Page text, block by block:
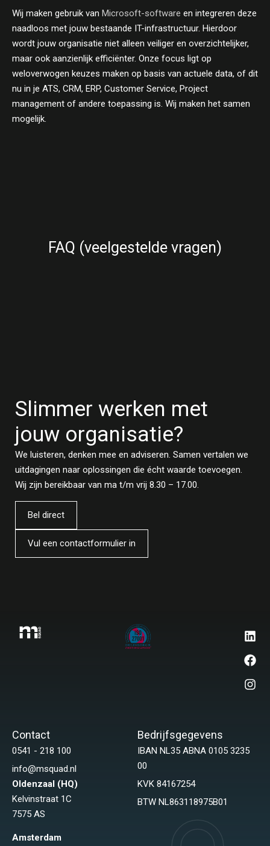
Wij maken gebruik van Microsoft-software en integreren deze
naadloos met jouw bestaande IT-infrastructuur. Hierdoor
wordt jouw organisatie niet alleen veiliger en overzichtelijker,
maar ook aanzienlijk efficiënter. Onze focus ligt op
weloverwogen keuzes maken op basis van actuele data, of dit
nu in je ATS, CRM, ERP, Customer Service, Project
management of andere toepassing is. Wij maken het samen
mogelijk.
FAQ (veelgestelde vragen)
Slimmer werken met
jouw organisatie?
We luisteren, denken mee en adviseren. Samen vertalen we
uitdagingen naar oplossingen die écht waarde toevoegen.
Wij zijn bereikbaar van ma t/m vrij 8.30 – 17.00.
Bel direct
Vul een contactformulier in
Contact
0541 - 218 100
info@msquad.nl
Oldenzaal (HQ)
Kelvinstraat 1C
7575 AS
Amsterdam
Bedrijfsgegevens
IBAN NL35 ABNA 0105 3235
00
KVK 84167254
BTW NL863118975B01